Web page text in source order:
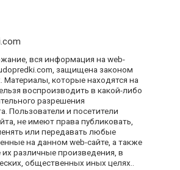
вся информация на web-
защищена законом
Материалы, которые находятся на
воспроизводить в какой-либо
разрешения
Пользователи и посетители
не имеют права публиковать,
или передавать любые
на данном web-сайте, а также
их различные произведения, в
общественных иных целях..